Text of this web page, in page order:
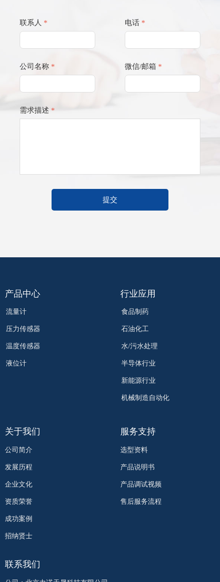
联系人 *
公司名称 *
电话 *
微信/邮箱 *
需求描述 *
提交
产品中心
流量计
压力传感器
温度传感器
液位计
行业应用
食品制药
石油化工
水/污水处理
半导体行业
新能源行业
机械制造自动化
联系我们
关于我们
公司简介
发展历程
企业文化
资质荣誉
成功案例
招纳贤士
服务支持
选型资料
产品说明书
产品调试视频
售后服务流程